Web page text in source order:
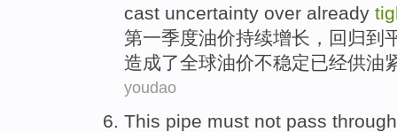
cast uncertainty over already
第一季度油价持续增长 ， 回归到
造成了全球油价不稳定已经供油
youdao
This pipe must not pass through